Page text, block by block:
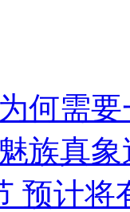
何需
族真
预计将